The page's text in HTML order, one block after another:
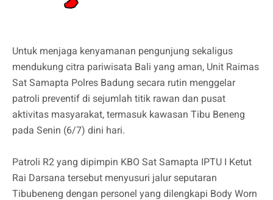
Untuk menjaga kenyamanan pengunjung sekaligus
mendukung citra pariwisata Bali yang aman, Unit Raimas
Sat Samapta Polres Badung secara rutin menggelar
patroli preventif di sejumlah titik rawan dan pusat
aktivitas masyarakat, termasuk kawasan Tibu Beneng
pada Senin (6/7) dini hari.
Patroli R2 yang dipimpin KBO Sat Samapta IPTU I Ketut
Rai Darsana tersebut menyusuri jalur seputaran
Tibubeneng dengan personel yang dilengkapi Body Worn